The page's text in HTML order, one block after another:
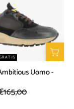
-
Blu
Uomo -